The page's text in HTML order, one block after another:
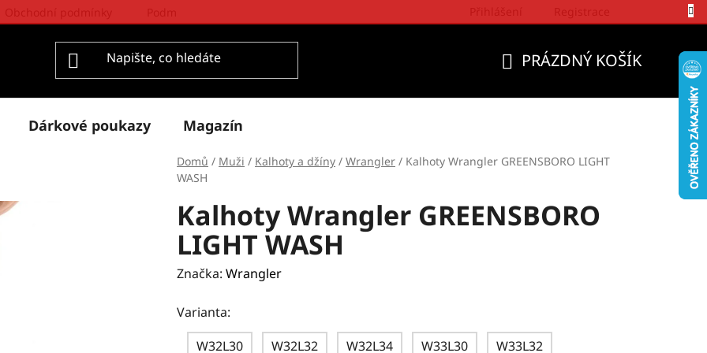
PRÁZDNÝ KOŠÍK
Dárkové poukazy Magazín
Domů / Muži / Kalhoty a džíny / Wrangler / Kalhoty Wrangler GREENSBORO LIGHT
WASH
Kalhoty Wrangler GREENSBORO
LIGHT WASH
Značka: Wrangler
Varianta:
W32L30
W32L32 W32L34 W33L30 W33L32